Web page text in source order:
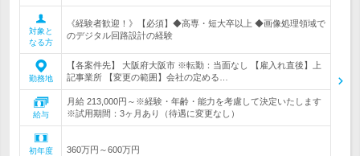
対象と
なる方
《経験者歓迎！》【必須】◆高専・短大卒以上 ◆画像処理領域で
のデジタル回路設計の経験
勤務地
【各案件先】 大阪府大阪市 ※転勤：当面なし 【雇入れ直後】上
記事業所 【変更の範囲】会社の定める…
給与
月給 213,000円～※経験・年齢・能力を考慮して決定いたします
※試用期間：3ヶ月あり（待遇に変更なし）
初年度
360万円～600万円